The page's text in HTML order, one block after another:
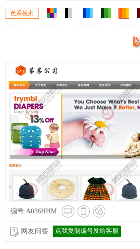
色系检索
编号:A036HHM
网友问答 点我复制编号发给客服